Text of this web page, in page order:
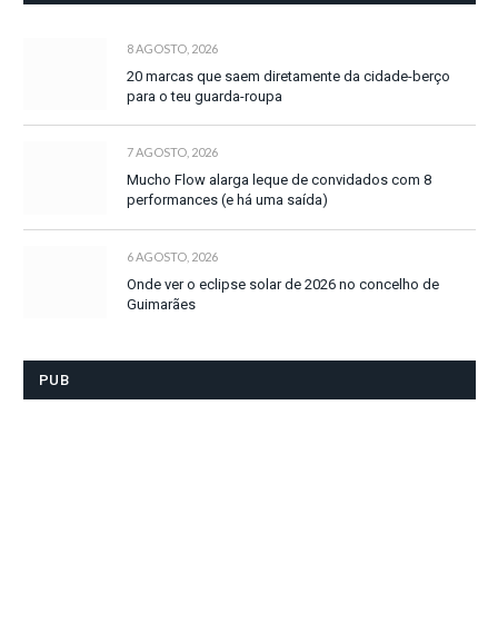
8 AGOSTO, 2026
20 marcas que saem diretamente da cidade-berço
para o teu guarda-roupa
7 AGOSTO, 2026
Mucho Flow alarga leque de convidados com 8
performances (e há uma saída)
6 AGOSTO, 2026
Onde ver o eclipse solar de 2026 no concelho de
Guimarães
PUB